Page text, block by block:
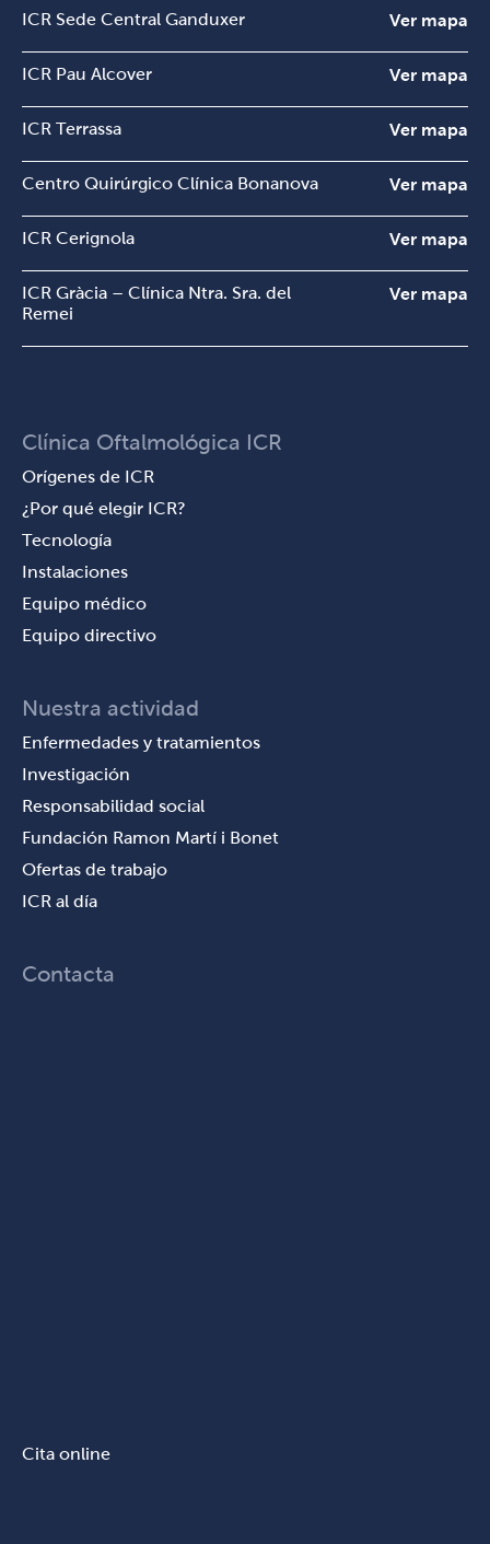
ICR Sede Central Ganduxer Ver mapa
ICR Pau Alcover Ver mapa
ICR Terrassa Ver mapa
Centro Quirúrgico Clínica Bonanova Ver mapa
ICR Cerignola Ver mapa
ICR Gràcia – Clínica Ntra. Sra. del
Remei
Ver mapa
Clínica Oftalmológica ICR
Orígenes de ICR
¿Por qué elegir ICR?
Tecnología
Instalaciones
Equipo médico
Equipo directivo
Nuestra actividad
Enfermedades y tratamientos
Investigación
Responsabilidad social
Fundación Ramon Martí i Bonet
Ofertas de trabajo
ICR al día
Contacta
Cita online